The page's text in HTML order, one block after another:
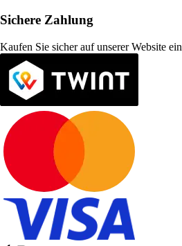
Sichere Zahlung
Kaufen Sie sicher auf unserer Website ein